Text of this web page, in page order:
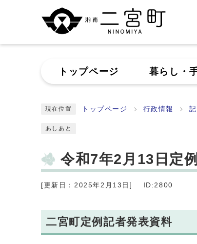
トップページ 暮らし・
現在位置 トップページ 行政情報
あしあと
令和7年2月13日定
[更新日：2025年2月13日] ID:2800
二宮町定例記者発表資料